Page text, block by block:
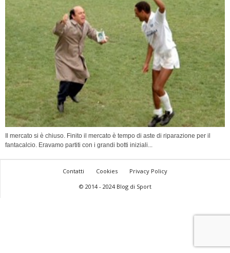
Il mercato si è chiuso. Finito il mercato è tempo di aste di riparazione per il
fantacalcio. Eravamo partiti con i grandi botti iniziali...
Contatti Cookies
Privacy Policy
© 2014 - 2024 Blog di Sport